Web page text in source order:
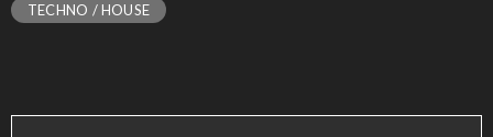
TECHNO / HOUSE